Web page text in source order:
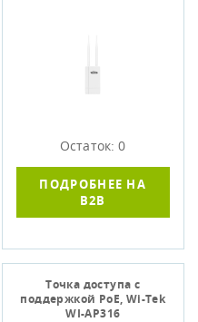
Остаток: 0
ПОДРОБНЕЕ НА
B2B
Точка доступа c
поддержкой PoE, Wi-Tek
WI-AP316